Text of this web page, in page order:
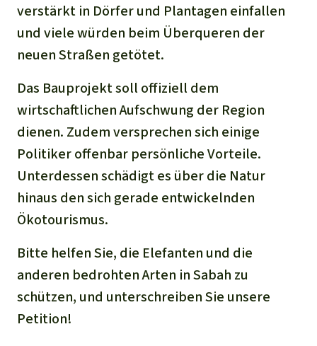
verstärkt in Dörfer und Plantagen einfallen
und viele würden beim Überqueren der
neuen Straßen getötet.
Das Bauprojekt soll offiziell dem
wirtschaftlichen Aufschwung der Region
dienen. Zudem versprechen sich einige
Politiker offenbar persönliche Vorteile.
Unterdessen schädigt es über die Natur
hinaus den sich gerade entwickelnden
Ökotourismus.
Bitte helfen Sie, die Elefanten und die
anderen bedrohten Arten in Sabah zu
schützen, und unterschreiben Sie unsere
Petition!